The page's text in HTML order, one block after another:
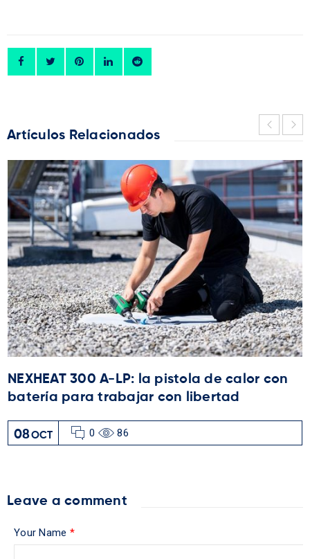
Artículos Relacionados
NEXHEAT 300 A-LP: la pistola de calor con
batería para trabajar con libertad
08OCT 0 86
Leave a comment
Your Name *